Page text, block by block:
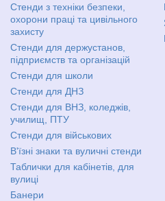
Стенди з техніки безпеки,
охорони праці та цивільного
захисту
Стенди для держустанов,
підприємств та організацій
Стенди для школи
Стенди для ДНЗ
Стенди для ВНЗ, коледжів,
училищ, ПТУ
Стенди для військових
В'їзні знаки та вуличні стенди
Таблички для кабінетів, для
вулиці
Банери